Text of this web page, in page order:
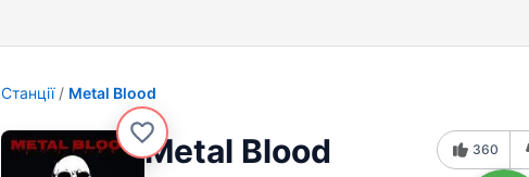
Станції Metal Blood
Metal Blood 360